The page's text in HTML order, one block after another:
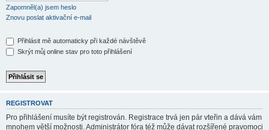
Zapomněl(a) jsem heslo
Znovu poslat aktivační e-mail
Přihlásit mě automaticky při každé návštěvě
Skrýt můj online stav pro toto přihlášení
REGISTROVAT
Pro přihlášení musíte být registrován. Registrace trvá jen pár vteřin a dává vám
mnohem větší možnosti. Administrátor fóra též může dávat rozšířené pravomoci